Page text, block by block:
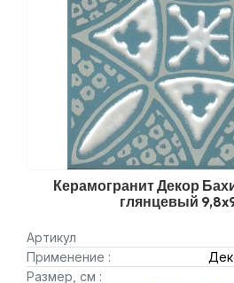
Керамогранит Декор
глянцевый
Артикул
Применение :
Размер, см :